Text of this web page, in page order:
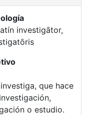
investigātor,
que hace
o estudio.